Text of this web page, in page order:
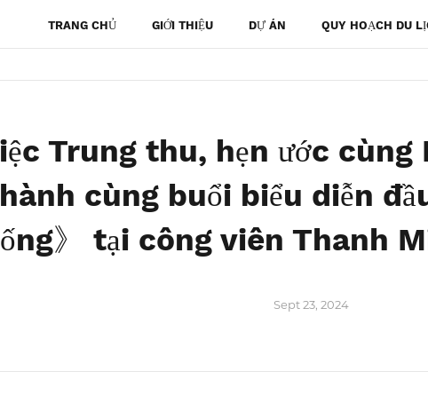
TRANG CHỦ GIỚI THIỆU DỰ ÁN QUY HOẠCH DU
Trung thu, hẹn ước cùng
cùng buổi biểu diễn
》 tại công viên Thanh
Sept 23, 2024